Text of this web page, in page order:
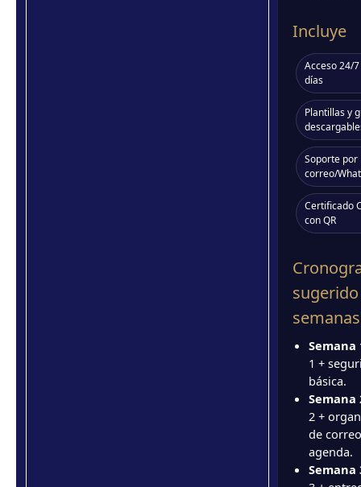
Incluye
Acceso 24/
días
Plantillas y
Soporte por
correo/
Certificado
con QR
sugerido
Semana
1 +
básica.
Semana
2 +
de
agenda.
Semana